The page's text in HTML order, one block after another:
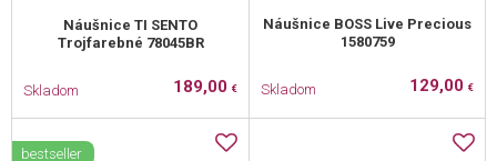
Náušnice TI SENTO
Trojfarebné 78045BR
Skladom 189,00 €
Náušnice BOSS Live Precious
1580759
Skladom 129,00 €
bestseller